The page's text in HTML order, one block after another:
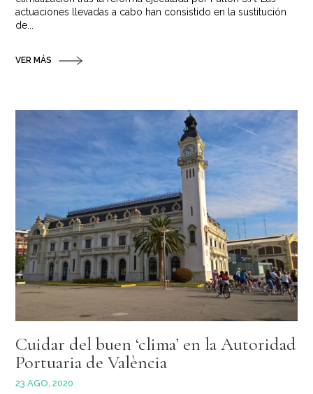
actuaciones llevadas a cabo han consistido en la sustitución
de...
VER MÁS
Cuidar del buen ‘clima’ en la Autoridad
Portuaria de València
23 AGO, 2020